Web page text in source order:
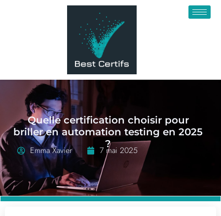
Quelle certification choisir pour
briller en automation testing en 2025
?
Emma Xavier 7 mai 2025